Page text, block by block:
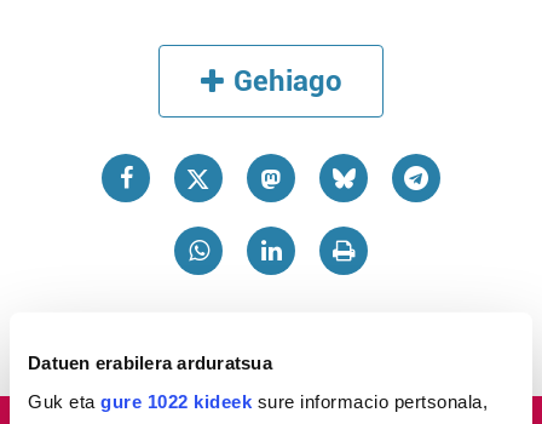
Datuen erabilera arduratsua
Guk eta gure 1022 kideek sure informacio pertsonala,
Gehiago